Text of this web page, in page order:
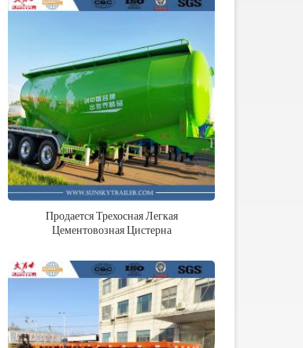
Продается Трехосная Легкая
Цементовозная Цистерна